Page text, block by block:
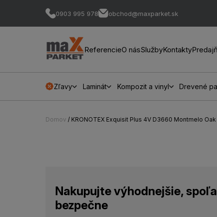
0903 995 978 obchod@maxparket.sk
ReferencieO násSlužbyKontakty
Zľavy Laminát Kompozit a vinyl Drevené
Domov / KRONOTEX Exquisit Plus 4V D3660 Montmelo
Nakupujte výhodnejšie,
bezpečne